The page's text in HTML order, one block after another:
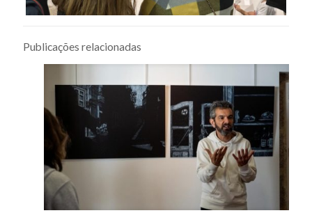
Publicações relacionadas